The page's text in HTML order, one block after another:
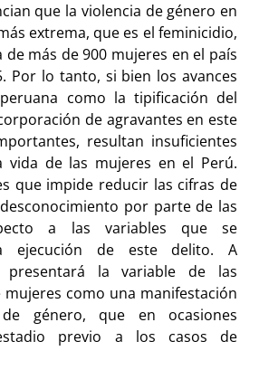
que la violencia de género en
extrema, que es el feminicidio,
más de 900 mujeres en el país
Por lo tanto, si bien los avances
como la tipificación del
de agravantes en este
resultan insuficientes
vida de las mujeres en el Perú.
que impide reducir las cifras de
por parte de las
a las variables que se
ejecución de este delito. A
presentará la variable de las
mujeres como una manifestación
género, que en ocasiones
previo a los casos de